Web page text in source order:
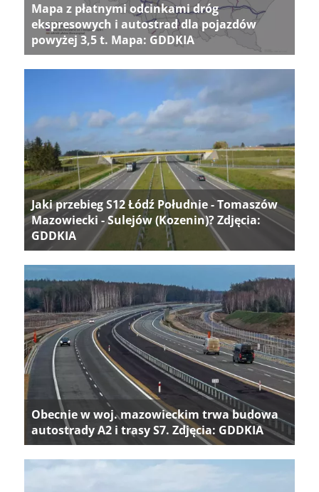
Mapa z płatnymi odcinkami dróg
ekspresowych i autostrad dla pojazdów
powyżej 3,5 t. Mapa: GDDKIA
Jaki przebieg S12 Łódź Południe - Tomaszów
Mazowiecki - Sulejów (Kozenin)? Zdjęcia:
GDDKIA
Obecnie w woj. mazowieckim trwa budowa
autostrady A2 i trasy S7. Zdjęcia: GDDKIA